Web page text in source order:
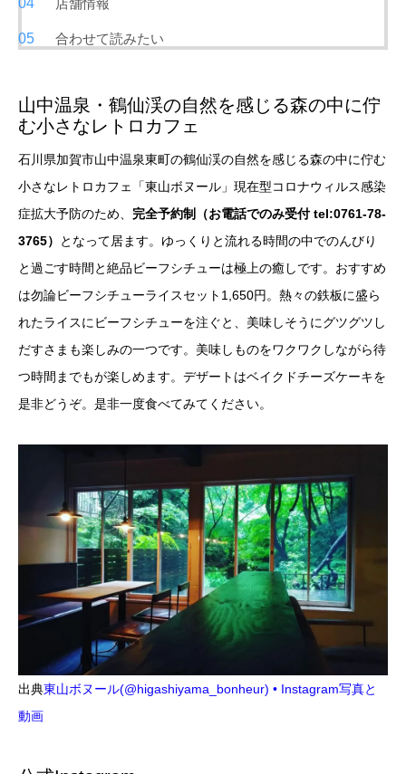
店舗情報
合わせて読みたい
山中温泉・鶴仙渓の自然を感じる森の中に佇
む小さなレトロカフェ
石川県加賀市山中温泉東町の鶴仙渓の自然を感じる森の中に佇む
小さなレトロカフェ「東山ボヌール」現在型コロナウィルス感染
症拡大予防のため、 完全予約制（お電話でのみ受付 tel:0761-78-
3765）
となって居ます。ゆっくりと流れる時間の中でのんびり
と過ごす時間と絶品ビーフシチューは極上の癒しです。おすすめ
は勿論ビーフシチューライスセット1,650円。熱々の鉄板に盛ら
れたライスにビーフシチューを注ぐと、美味しそうにグツグツし
だすさまも楽しみの一つです。美味しものをワクワクしながら待
つ時間までもが楽しめます。デザートはベイクドチーズケーキを
是非どうぞ。是非一度食べてみてください。
出典東山ボヌール(@higashiyama_bonheur) • Instagram写真と
動画